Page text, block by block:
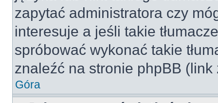
zapytać administratora czy
interesuje a jeśli takie
spróbować wykonać takie
znaleźć na stronie phpBB
Góra